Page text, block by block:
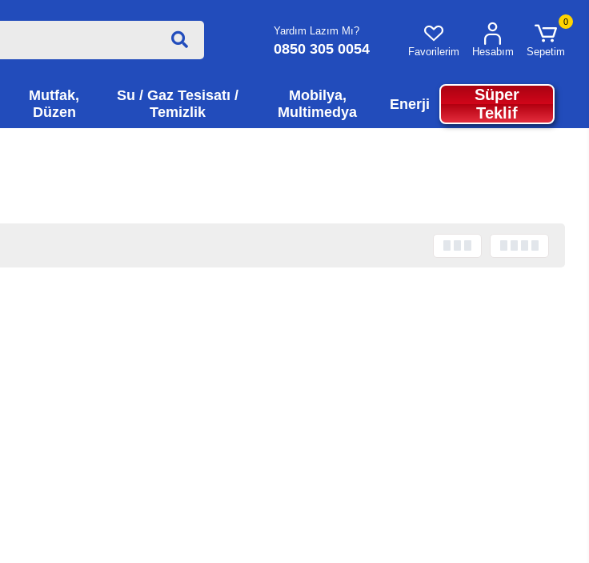
Yardım Lazım Mı?
0850 305 0054 Favorilerim Hesabım
0
Sepetim
Mutfak,
Düzen
Su / Gaz Tesisatı /
Temizlik
Mobilya,
Multimedya
Enerji
Süper
Teklif